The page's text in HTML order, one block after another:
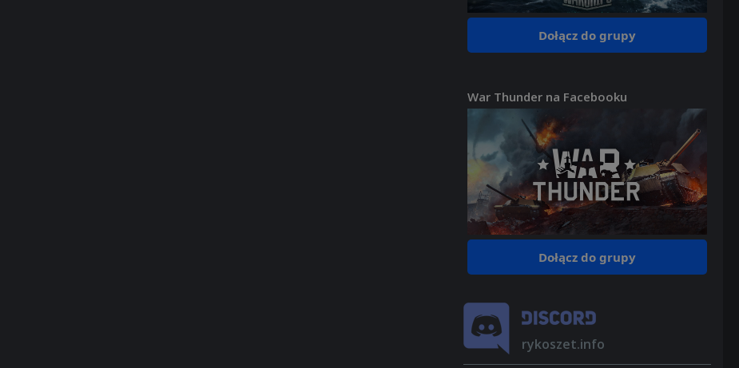
Dołącz do grupy
War Thunder na Facebooku
Dołącz do grupy
rykoszet.info